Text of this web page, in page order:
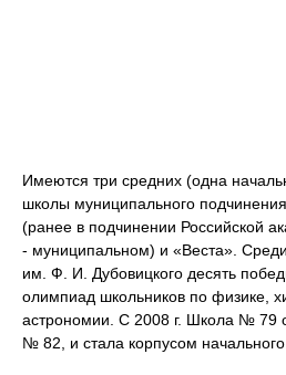
Имеются три средних (одна
школы муниципального
(ранее в подчинении Российской
- муниципальном) и «Веста».
им. Ф. И. Дубовицкого десять
олимпиад школьников по физике,
астрономии. С 2008 г. Школа № 79
№ 82, и стала корпусом